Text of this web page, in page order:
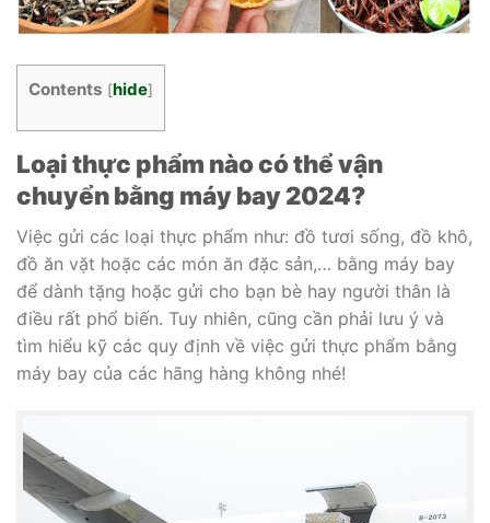
Contents [hide]
Loại thực phẩm nào có thể vận
chuyển bằng máy bay 2024?
Việc gửi các loại thực phẩm như: đồ tươi sống, đồ khô,
đồ ăn vặt hoặc các món ăn đặc sản,… bằng máy bay
để dành tặng hoặc gửi cho bạn bè hay người thân là
điều rất phổ biến. Tuy nhiên, cũng cần phải lưu ý và
tìm hiểu kỹ các quy định về việc gửi thực phẩm bằng
máy bay của các hãng hàng không nhé!